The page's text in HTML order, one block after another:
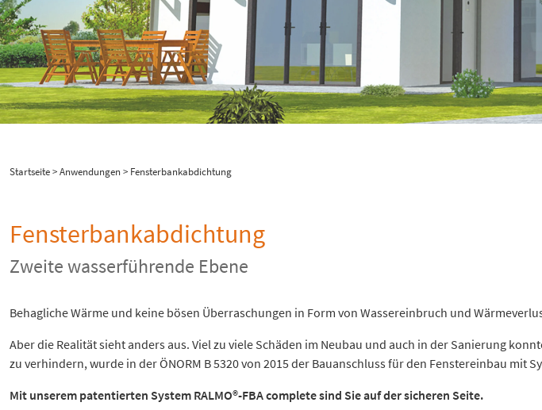
Startseite>Anwendungen> Fensterbankabdichtung
Fensterbankabdichtung
Zweite wasserführende Ebene
Behagliche Wärme und keine bösen Überraschungen in Form von Wassereinbruch und
Aber die Realität sieht anders aus. Viel zu viele Schäden im Neubau und auch in der Sanierung
zu verhindern, wurde in der ÖNORM B 5320 von 2015 der Bauanschluss für den Fenstereinbau mit
Mit unserem patentierten System RALMO®-FBA complete sind Sie auf der sicheren Seite.